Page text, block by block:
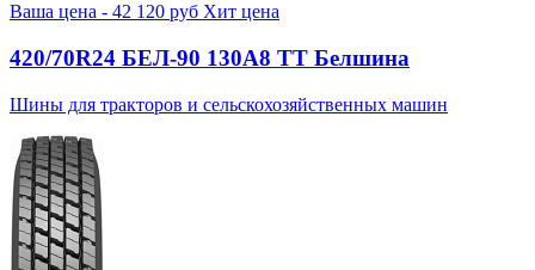
Ваша цена - 42 120 руб Хит цена
420/70R24 БЕЛ-90 130А8 TT Белшина
Шины для тракторов и сельскохозяйственных машин